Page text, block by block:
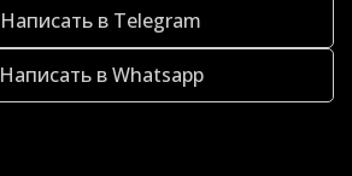
Написать в Telegram
Написать в Whatsapp